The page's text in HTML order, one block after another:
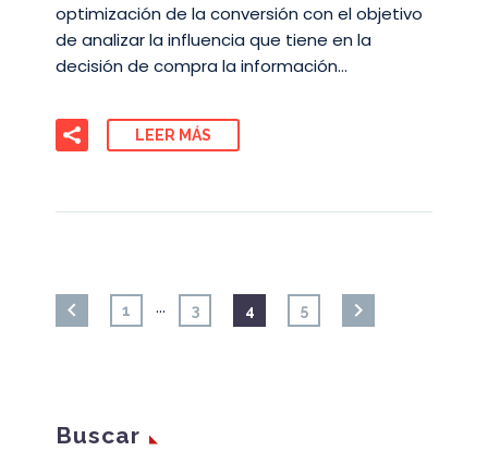
optimización de la conversión con el objetivo
de analizar la influencia que tiene en la
decisión de compra la información…
LEER MÁS
1 … 3 4 5
Buscar